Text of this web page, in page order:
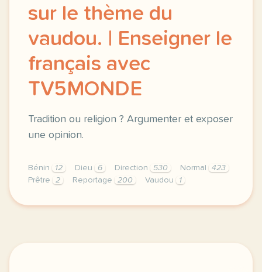
sur le thème du
vaudou. | Enseigner le
français avec
TV5MONDE
Tradition ou religion ? Argumenter et exposer
une opinion.
Bénin 12 Dieu 6 Direction 530 Normal
423
Prêtre
2 Reportage 200 Vaudou 1
didomi host didomi components button cursor